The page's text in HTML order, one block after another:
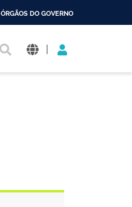
ÓRGÃOS DO GOVERNO
|